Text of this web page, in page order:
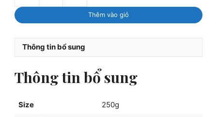
khô
hữu
số
lượng
Thêm vào giỏ
Thông tin bổ sung
Thông tin bổ sung
Size
250g